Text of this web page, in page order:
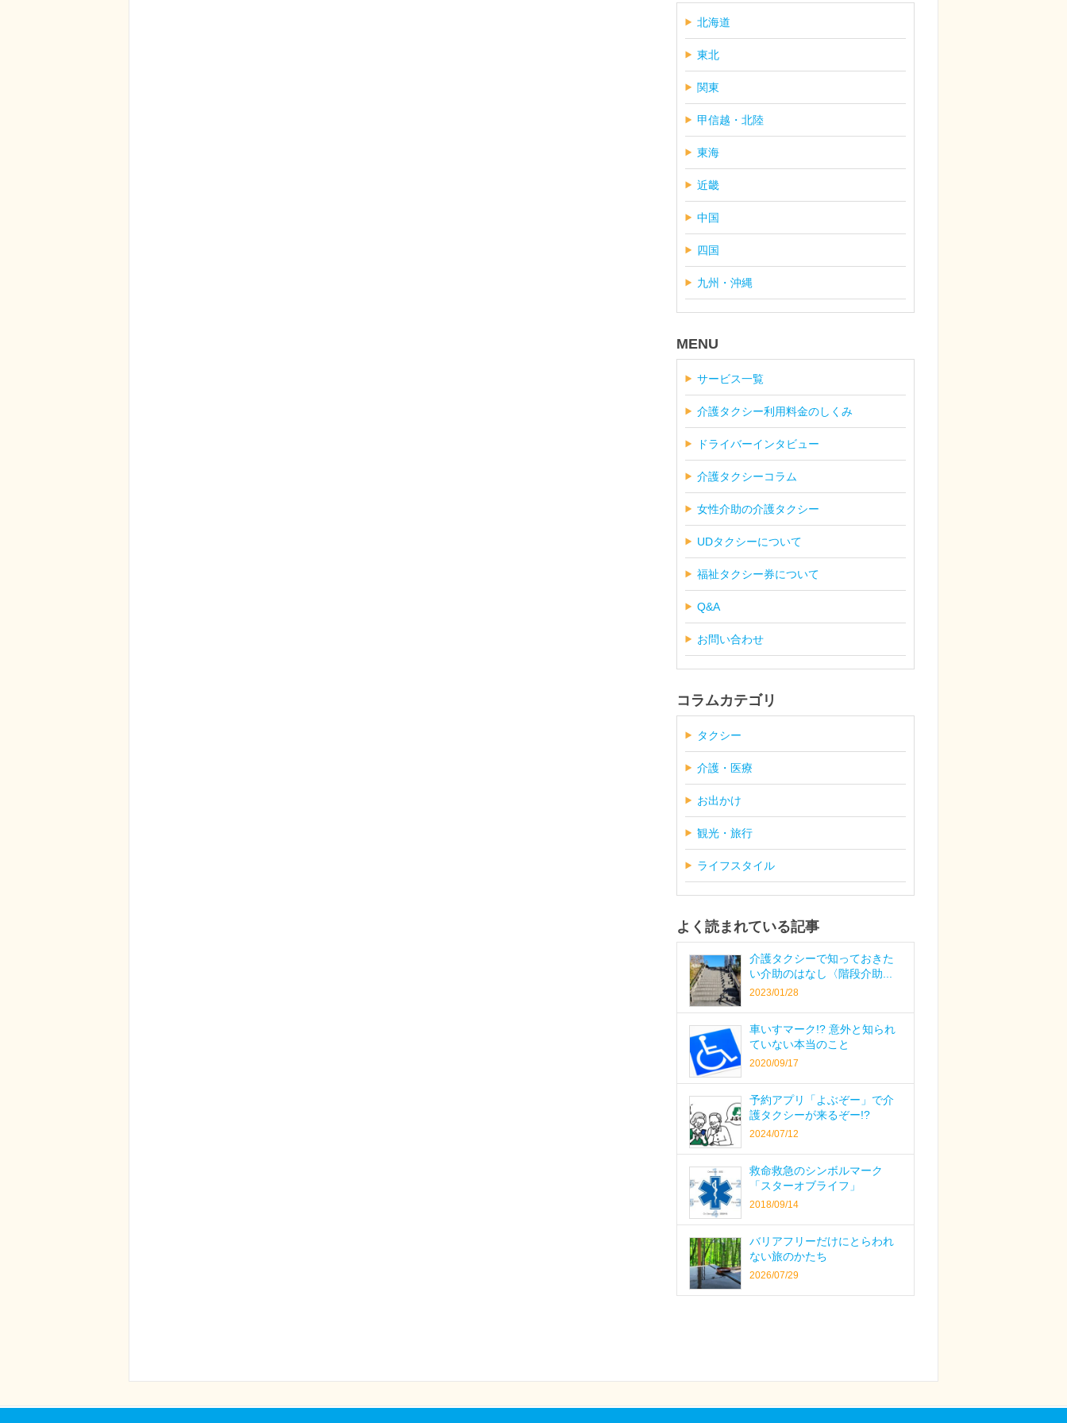
北海道
東北
関東
甲信越・北陸
東海
近畿
中国
四国
九州・沖縄
MENU
サービス一覧
介護タクシー利用料金のしくみ
ドライバーインタビュー
介護タクシーコラム
女性介助の介護タクシー
UDタクシーについて
福祉タクシー券について
Q&A
お問い合わせ
コラムカテゴリ
タクシー
介護・医療
お出かけ
観光・旅行
ライフスタイル
よく読まれている記事
介護タクシーで知っておきた
い介助のはなし〈階段介助...
2023/01/28
車いすマーク!? 意外と知られ
ていない本当のこと
2020/09/17
予約アプリ「よぶぞー」で介
護タクシーが来るぞー!?
2024/07/12
救命救急のシンボルマーク
「スターオブライフ」
2018/09/14
バリアフリーだけにとらわれ
ない旅のかたち
2026/07/29